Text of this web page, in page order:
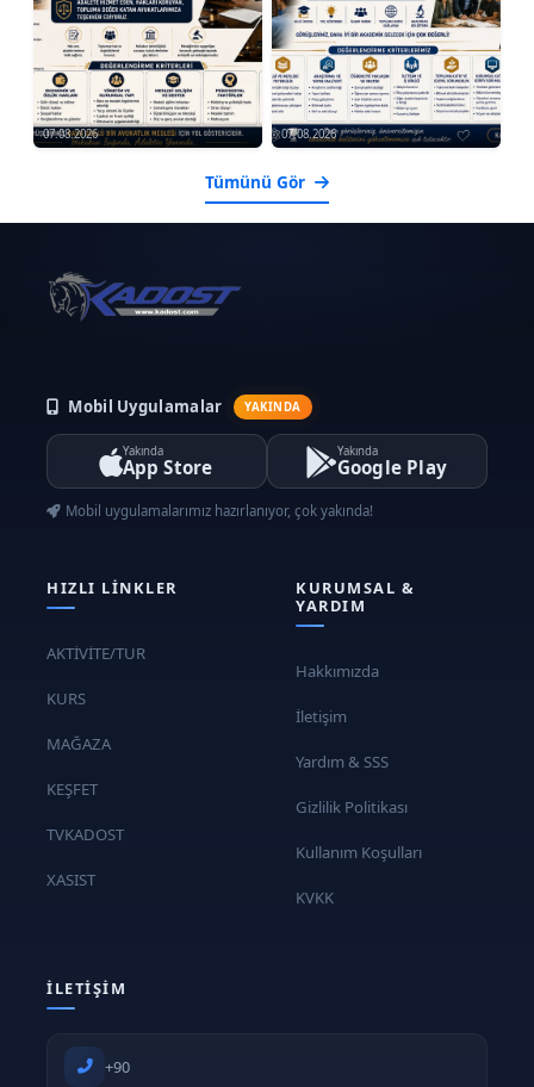
07.08.2026 07.08.2026
Tümünü Gör
Mobil Uygulamalar YAKINDA
Yakında
App Store
Yakında
Google Play
Mobil uygulamalarımız hazırlanıyor, çok yakında!
HIZLI LINKLER
AKTİVİTE/TUR
KURS
MAĞAZA
KEŞFET
TVKADOST
XASIST
KURUMSAL &
YARDIM
Hakkımızda
İletişim
Yardım & SSS
Gizlilik Politikası
Kullanım Koşulları
KVKK
İLETIŞIM
+90